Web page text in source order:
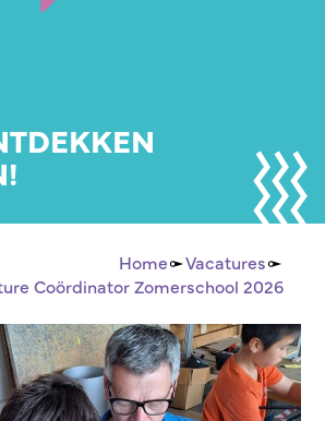
Home
Vacatures
Coördinator Zomerschool 2026